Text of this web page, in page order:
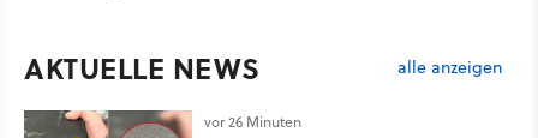
AKTUELLE NEWS alle anzeigen
vor 26 Minuten